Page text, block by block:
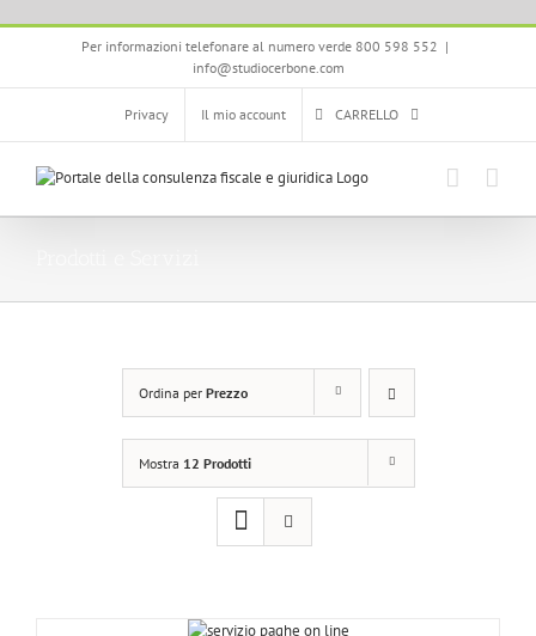
Salta
Per informazioni telefonare al numero verde 800 598 552 |
info@studiocerbone.com
Privacy Il mio account CARRELLO
Ordina per Prezzo
Mostra 12 Prodotti